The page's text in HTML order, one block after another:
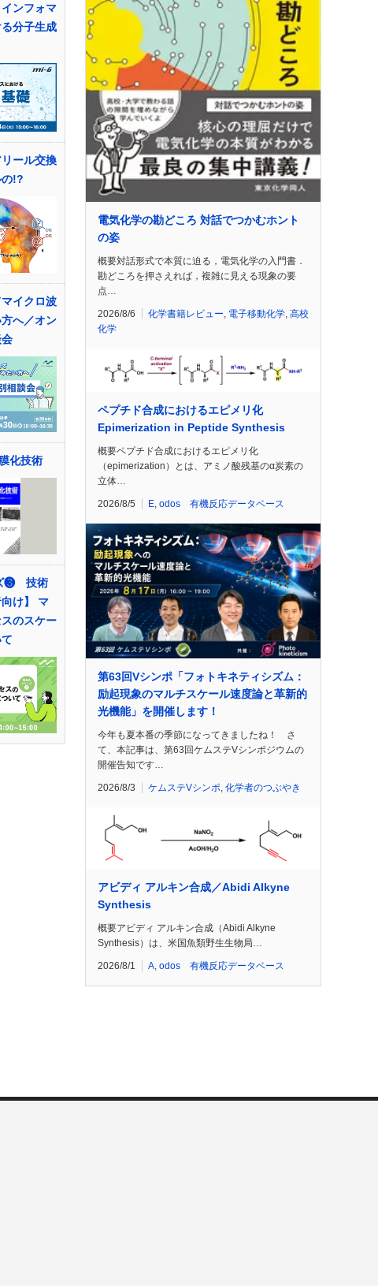
ンフォマ
分子生成
ール交換
の!?
イクロ波
へ／オン
化技術
❸ 技術
け】 マ
のスケー
電気化学の勘どころ 対話でつかむホント
の姿
概要対話形式で本質に迫る，電気化学の入門書．
勘どころを押さえれば，複雑に見える現象の要
点…
2026/8/6 化学書籍レビュー 電子移動化学 高校
化学
ペプチド合成におけるエピメリ化
Epimerization in Peptide Synthesis
概要ペプチド合成におけるエピメリ化
（epimerization）とは、アミノ酸残基のα炭素の
立体…
2026/8/5 E odos 有機反応データベース
第63回Vシンポ「フォトキネティシズム：
励起現象のマルチスケール速度論と革新的
光機能」を開催します！
今年も夏本番の季節になってきましたね！ さ
て、本記事は、第63回ケムステVシンポジウムの
開催告知です…
2026/8/3 ケムステVシンポ, 化学者のつぶやき
アビディ アルキン合成／Abidi Alkyne
Synthesis
概要アビディ アルキン合成（Abidi Alkyne
Synthesis）は、米国魚類野生生物局…
2026/8/1 A, odos 有機反応データベース